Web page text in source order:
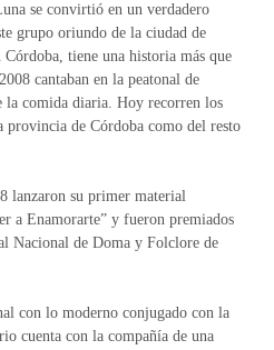
se convirtió en un verdadero
grupo oriundo de la ciudad de
tiene una historia más que
cantaban en la peatonal de
la comida diaria. Hoy recorren los
provincia de Córdoba como del resto
lanzaron su primer material
a Enamorarte” y fueron premiados
Nacional de Doma y Folclore de
con lo moderno conjugado con la
cuenta con la compañía de una